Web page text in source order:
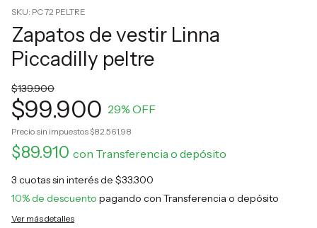
SKU: PC 72 PELTRE
Zapatos de vestir Linna
Piccadilly peltre
$139.900
$99.900 29% OFF
Precio sin impuestos$82.561,98
$89.910 con Transferencia o depósito
3 cuotas sin interés de $33.300
10% de descuento pagando con Transferencia o depósito
Ver más detalles